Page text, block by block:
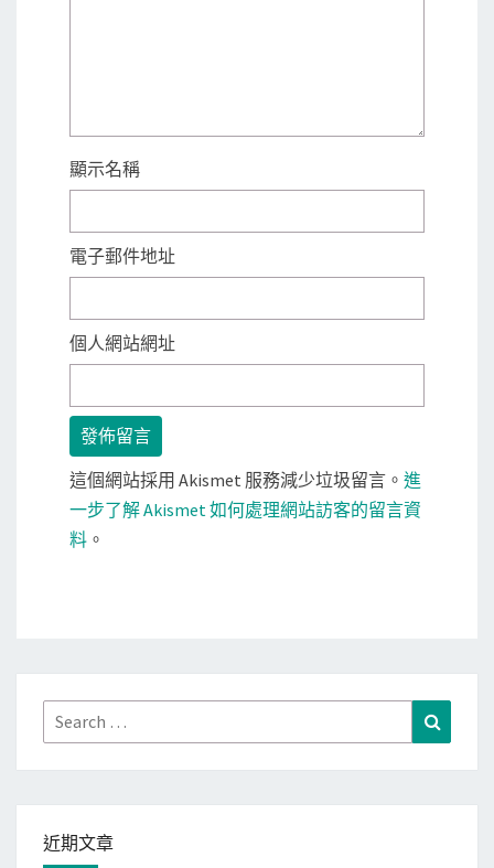
顯示名稱
電子郵件地址
個人網站網址
這個網站採用 Akismet 服務減少垃圾留言。 進
一步了解 Akismet 如何處理網站訪客的留言資
料 。
Search
for:
近期文章